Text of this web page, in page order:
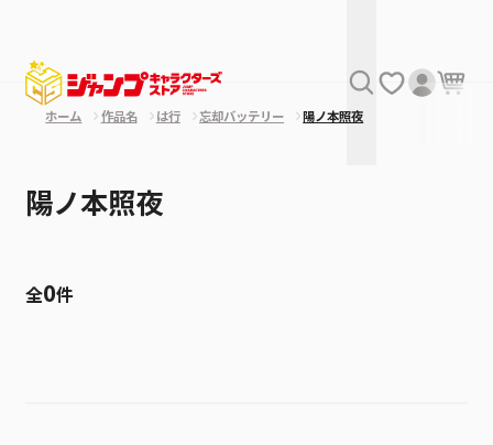
ホーム 作品名 は行 忘却バッテリー 陽ノ本照夜
陽ノ本照夜
全0件